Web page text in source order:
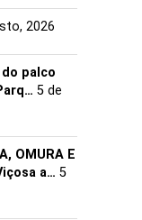
2026
do palco
5 de
OMURA E
a… 5